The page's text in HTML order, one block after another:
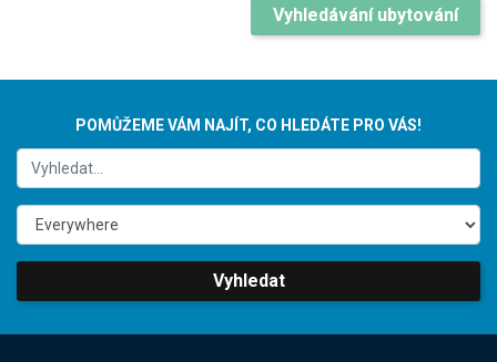
Vyhledávání ubytování
POMŮŽEME VÁM NAJÍT, CO HLEDÁTE PRO VÁS!
Vyhledat